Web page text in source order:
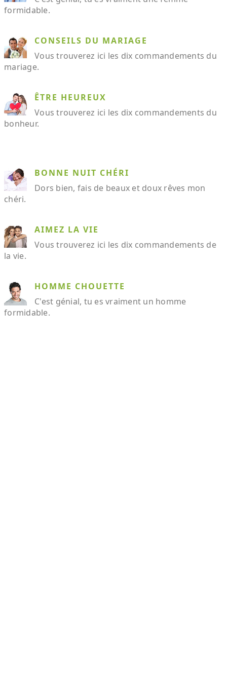
formidable.
CONSEILS DU MARIAGE
Vous trouverez ici les dix commandements du
mariage.
ÊTRE HEUREUX
Vous trouverez ici les dix commandements du
bonheur.
BONNE NUIT CHÉRI
Dors bien, fais de beaux et doux rêves mon
chéri.
AIMEZ LA VIE
Vous trouverez ici les dix commandements de
la vie.
HOMME CHOUETTE
C'est génial, tu es vraiment un homme
formidable.